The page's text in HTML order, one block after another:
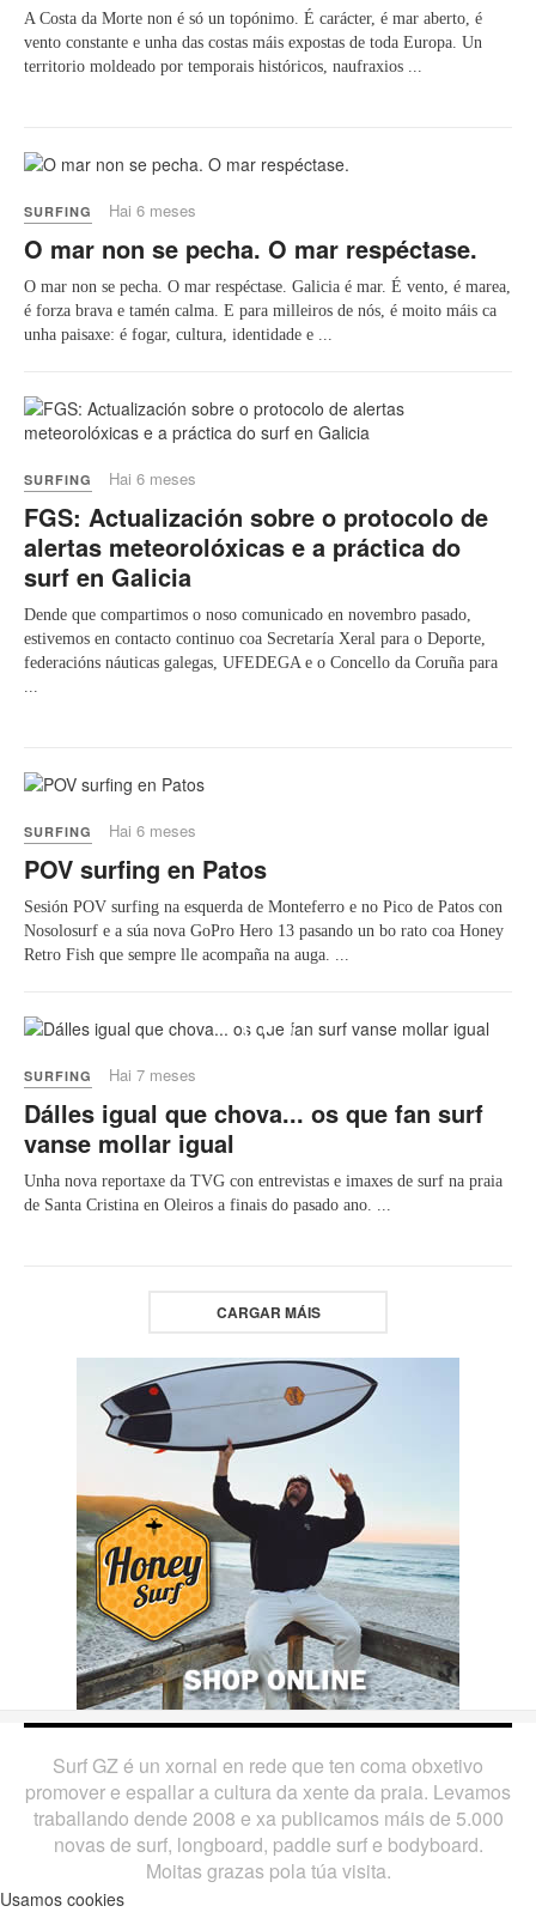
A Costa da Morte non é só un topónimo. É carácter, é mar aberto, é
vento constante e unha das costas máis expostas de toda Europa. Un
territorio moldeado por temporais históricos, naufraxios ...
SURFING Hai 6 meses
O mar non se pecha. O mar respéctase.
O mar non se pecha. O mar respéctase. Galicia é mar. É vento, é marea,
é forza brava e tamén calma. E para milleiros de nós, é moito máis ca
unha paisaxe: é fogar, cultura, identidade e ...
SURFING Hai 6 meses
FGS: Actualización sobre o protocolo de
alertas meteorolóxicas e a práctica do
surf en Galicia
Dende que compartimos o noso comunicado en novembro pasado,
estivemos en contacto continuo coa Secretaría Xeral para o Deporte,
federacións náuticas galegas, UFEDEGA e o Concello da Coruña para
...
SURFING Hai 6 meses
POV surfing en Patos
Sesión POV surfing na esquerda de Monteferro e no Pico de Patos con
Nosolosurf e a súa nova GoPro Hero 13 pasando un bo rato coa Honey
Retro Fish que sempre lle acompaña na auga. ...
Play
SURFING Hai 7 meses
Dálles igual que chova... os que fan surf
vanse mollar igual
Unha nova reportaxe da TVG con entrevistas e imaxes de surf na praia
de Santa Cristina en Oleiros a finais do pasado ano. ...
CARGAR MÁIS
Surf GZ é un xornal en rede que ten coma obxetivo
promover e espallar a cultura da xente da praia. Levamos
traballando dende 2008 e xa publicamos máis de 5.000
novas de surf, longboard, paddle surf e bodyboard.
Moitas grazas pola túa visita.
Usamos cookies